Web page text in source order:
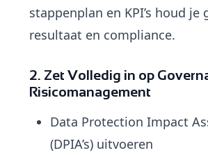
stappenplan en KPI’s houd je
resultaat en compliance.
2. Zet Volledig in op
Risicomanagement
Data Protection Impact
(DPIA’s) uitvoeren